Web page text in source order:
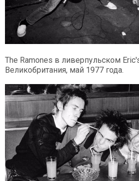
The Ramones в ливерпульском
Великобритания, май 1977 года.